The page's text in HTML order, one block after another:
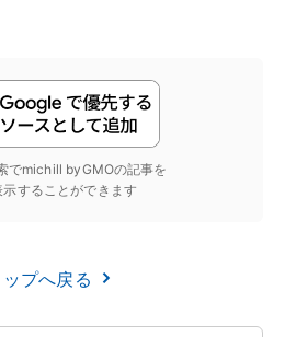
でmichill byGMOの記事を
示することができます
ップへ戻る